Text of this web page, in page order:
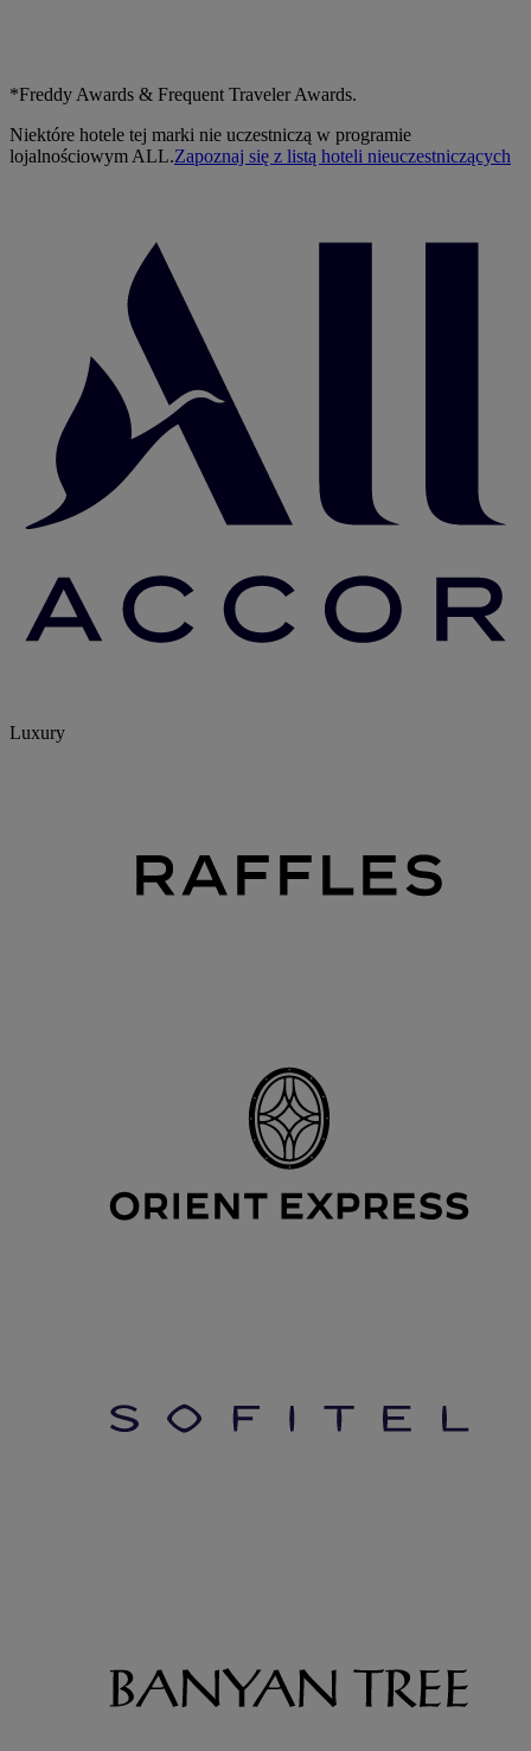
*Freddy Awards & Frequent Traveler Awards.
Niektóre hotele tej marki nie uczestniczą w programie
lojalnościowym ALL.Zapoznaj się z listą hoteli nieuczestniczących
Luxury